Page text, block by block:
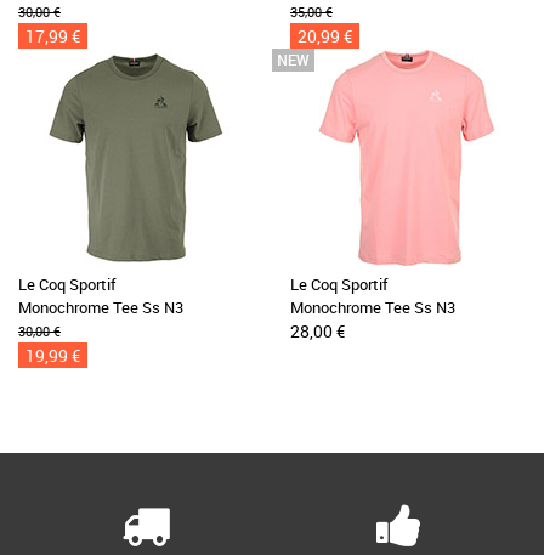
30,00 €
17,99 €
35,00 €
20,99 €
Le Coq Sportif
Monochrome Tee Ss N3
30,00 €
19,99 €
Le Coq Sportif
Monochrome Tee Ss N3
28,00 €